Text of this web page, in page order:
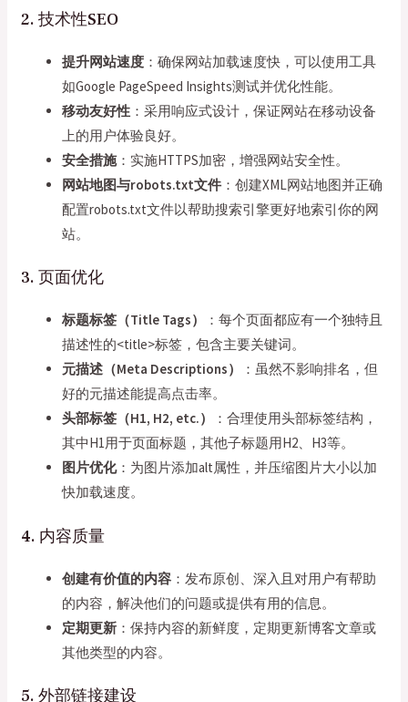
2. 技术性SEO
提升网站速度 ：确保网站加载速度快，可以使用工具
如Google PageSpeed Insights测试并优化性能。
移动友好性 ：采用响应式设计，保证网站在移动设备
上的用户体验良好。
安全措施：实施HTTPS加密，增强网站安全性。
网站地图与robots.txt文件 ：创建XML网站地图并正确
配置robots.txt文件以帮助搜索引擎更好地索引你的网
站。
3. 页面优化
标题标签（Title Tags）
：每个页面都应有一个独特且
描述性的<title>标签，包含主要关键词。
元描述（Meta Descriptions）
：虽然不影响排名，但
好的元描述能提高点击率。
头部标签（H1, H2, etc.）
：合理使用头部标签结构，
其中H1用于页面标题，其他子标题用H2、H3等。
图片优化：为图片添加alt属性，并压缩图片大小以加
快加载速度。
4. 内容质量
创建有价值的内容 ：发布原创、深入且对用户有帮助
的内容，解决他们的问题或提供有用的信息。
定期更新 ：保持内容的新鲜度，定期更新博客文章或
其他类型的内容。
5. 外部链接建设